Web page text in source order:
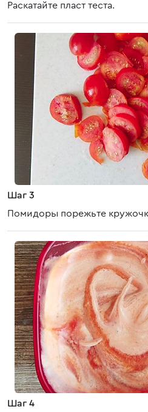
Раскатайте пласт теста.
Шаг 3
Помидоры порежьте
Шаг 4